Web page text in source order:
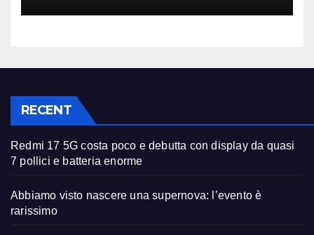
RECENT
Redmi 17 5G costa poco e debutta con display da quasi
7 pollici e batteria enorme
Abbiamo visto nascere una supernova: l’evento è
rarissimo